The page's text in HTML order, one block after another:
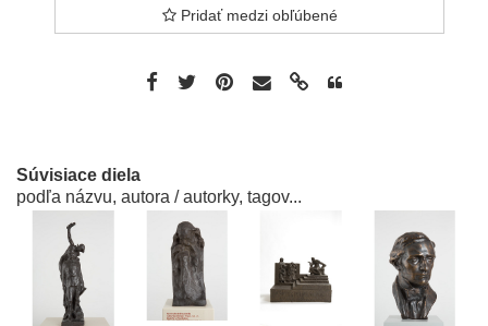
Pridať medzi obľúbené
Súvisiace diela
podľa názvu, autora / autorky, tagov...